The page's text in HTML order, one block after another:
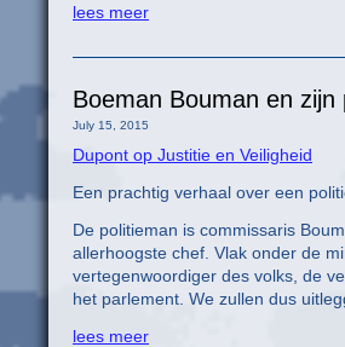
lees meer
Boeman Bouman en
July 15, 2015
Dupont op Justitie en Veiligheid
Een prachtig verhaal over een
De politieman is commissaris
allerhoogste chef. Vlak onder de
vertegenwoordiger des volks, de
het parlement. We zullen dus
lees meer